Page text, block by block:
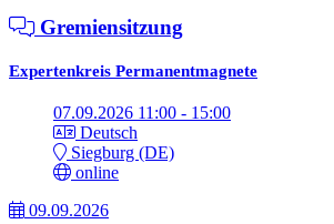
Gremiensitzung
Expertenkreis Permanentmagnete
07.09.2026 11:00 - 15:00
Deutsch
Siegburg (DE)
online
09.09.2026